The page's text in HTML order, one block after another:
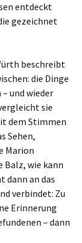
entdeckt
gezeichnet
beschreibt
die Dinge
und wieder
sie
dem Stimmen
Sehen,
Marion
Balz, wie kann
dann an das
verbindet: Zu
Erinnerung
– dann